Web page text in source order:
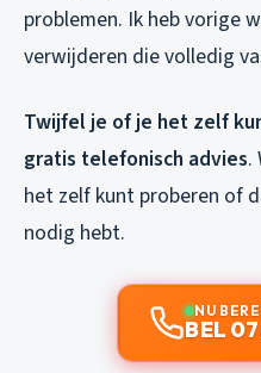
problemen. Ik heb vorige
verwijderen die volledig
Twijfel je of je het zelf
gratis telefonisch advies.
het zelf kunt proberen of
nodig hebt.
NU
BEL